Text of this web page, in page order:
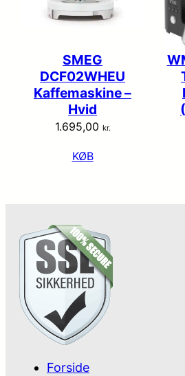
SMEG
DCF02WHEU
Kaffemaskine –
Hvid
1.695,00 kr.
KØB
Forside